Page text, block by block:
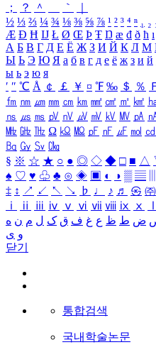
；
？ ＾ ｀
½ ⅓ ⅔ ¼ ¾ ⅛ ⅜ ⅝ ⅞ ¹ ² ³ ⁴ ⁿ ₁ ₂
Æ Ð Ħ Ĳ Ł Ø Œ Þ Ŧ Ŋ æ đ ð ħ ı
А Б В Г Д Е Ё Ж З И Й К Л М
Ы Ь Э Ю Я а б в г д е ё ж з и й
ы ь э ю я
′ ″ ℃ Å ￠ ￡ ￥ ¤ ℉ ‰ ＄ ％
㎙ ㎚ ㎛ ㎜ ㎝ ㎞ ㎟ ㎠ ㎡ ㎢
㎱ ㎲ ㎳ ㎴ ㎵ ㎶ ㎷ ㎸ ㎹ ㎀
㎒ ㎓ ㎔ Ω ㏀ ㏁ ㎊ ㎋ ㎌ ㏖ ㏅
㏃ ㏉ ㏜ ㏆
§ ※ ☆ ★ ○ ● ◎ ◇ ◆ □ ■ △
♠ ♡ ♥ ♧ ♣ ⊙ ◈ ▣ ◐ ◑ ▒ ▤
‡ ↕ ↗ ↙ ↖ ↘ ♭ ♩ ♪ ♬ ㉿ ㈜
ⅰ
ⅱ ⅲ ⅳ ⅴ ⅵ ⅶ ⅷ ⅸ ⅹ
ض ط ظ ع غ ف ق ک ل م ن ه
و ی
닫기
통합검색
국내학술논문